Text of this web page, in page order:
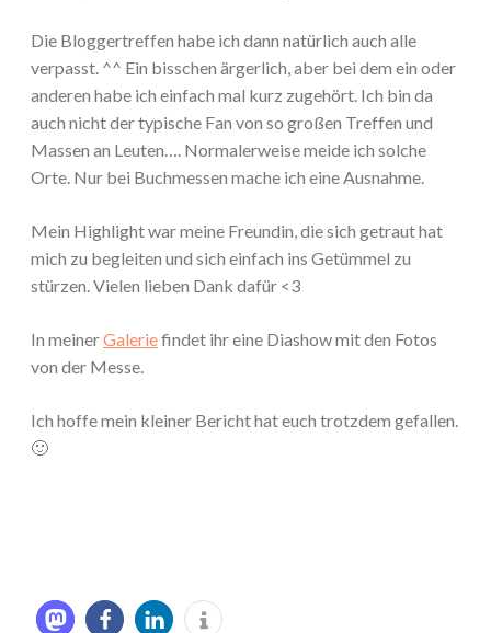
Die Bloggertreffen habe ich dann natürlich auch alle
verpasst. ^^ Ein bisschen ärgerlich, aber bei dem ein oder
anderen habe ich einfach mal kurz zugehört. Ich bin da
auch nicht der typische Fan von so großen Treffen und
Massen an Leuten…. Normalerweise meide ich solche
Orte. Nur bei Buchmessen mache ich eine Ausnahme.
Mein Highlight war meine Freundin, die sich getraut hat
mich zu begleiten und sich einfach ins Getümmel zu
stürzen. Vielen lieben Dank dafür <3
In meinerGaleriefindet ihr eine Diashow mit den Fotos
von der Messe.
Ich hoffe mein kleiner Bericht hat euch trotzdem gefallen.
🙂